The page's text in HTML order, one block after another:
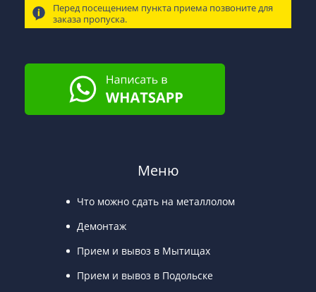
Перед посещением пункта приема позвоните для
заказа пропуска.
Меню
Что можно сдать на металлолом
Демонтаж
Прием и вывоз в Мытищах
Прием и вывоз в Подольске